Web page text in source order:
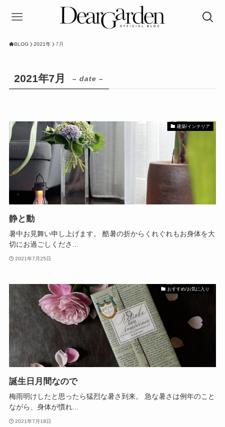
BLOG 2021年 7月
2021年7月 – date –
建築/インテリア
静と動
暑中お見舞い申し上げます。 酷暑の折からくれぐれもお身体を大
切にお過ごしくださ...
2021年7月25日
おすすめ/お気に入り
誕生日月間なので
梅雨明けしたと思ったら猛烈な暑さ到来。 急な暑さは例年のこと
ながら、身体が慣れ...
2021年7月18日